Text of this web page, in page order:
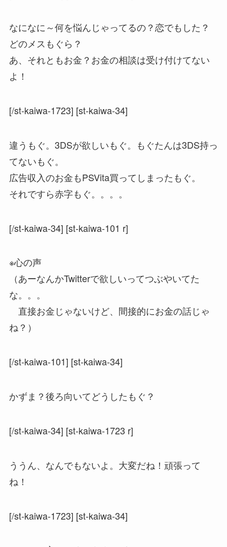
なになに～何を悩んじゃってるの？恋でもした？
どのメスもぐら？
あ、それともお金？お金の相談は受け付けてない
よ！
[/st-kaiwa-1723] [st-kaiwa-34]
違うもぐ。3DSが欲しいもぐ。もぐたんは3DS持っ
てないもぐ。
広告収入のお金もPSVita買ってしまったもぐ。
それですら赤字もぐ。。。。
[/st-kaiwa-34] [st-kaiwa-101 r]
※心の声
（あーなんかTwitterで欲しいってつぶやいてた
な。。。
直接お金じゃないけど、間接的にお金の話じゃ
ね？）
[/st-kaiwa-101] [st-kaiwa-34]
かずま？後ろ向いてどうしたもぐ？
[/st-kaiwa-34] [st-kaiwa-1723 r]
ううん、なんでもないよ。大変だね！頑張って
ね！
[/st-kaiwa-1723] [st-kaiwa-34]